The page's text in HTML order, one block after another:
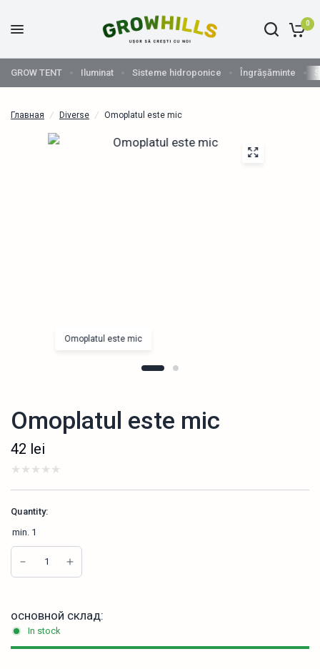
0
GROW TENT Iluminat Sisteme hidroponice Îngrășăminte
Главная / Diverse / Omoplatul este mic
Omoplatul este mic
Omoplatul este mic
42 lei
Quantity:
min. 1
основной склад:
In stock